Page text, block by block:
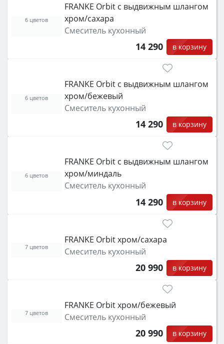
функции (конвекция, гриль, самоочистка,
защита от детей).
FRANKE Orbit с выдвижным шлангом
хром/сахара
Смеситель кухонный
14 290 в корзину
6 цветов
FRANKE Orbit с выдвижным шлангом
хром/бежевый
Смеситель кухонный
14 290 в корзину
6 цветов
FRANKE Orbit с выдвижным шлангом
хром/миндаль
Смеситель кухонный
14 290 в корзину
6 цветов
FRANKE Orbit хром/сахара
Смеситель кухонный
20 990 в корзину
7 цветов
FRANKE Orbit хром/бежевый
Смеситель кухонный
20 990 в корзину
7 цветов